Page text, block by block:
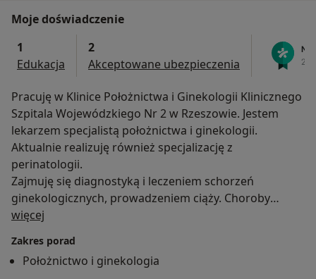
Moje doświadczenie
1
Edukacja
2
Akceptowane ubezpieczenia
Pracuję w Klinice Położnictwa i Ginekologii Klinicznego
Szpitala Wojewódzkiego Nr 2 w Rzeszowie. Jestem
lekarzem specjalistą położnictwa i ginekologii.
Aktualnie realizuję również specjalizację z
perinatologii.
Zajmuję się diagnostyką i leczeniem schorzeń
ginekologicznych, prowadzeniem ciąży. Choroby
ginekologiczne diagnozuję i leczę zarówno
operacyjny, gdy zachodzi taka potrzeba.
więcej
Zakres porad
Położnictwo i ginekologia